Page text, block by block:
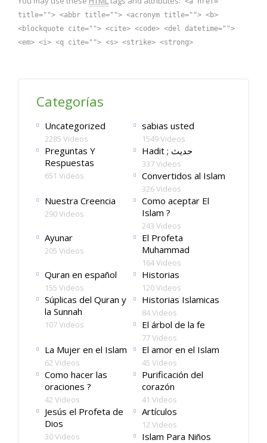
title=""> <abbr title=""> <acronym title=""> <b>
<blockquote cite=""> <cite> <code> <del datetime="">
<em> <i> <q cite=""> <s> <strike> <strong>
Categorías
Uncategorized
2285 Videos
sabias usted
1549 Videos
Preguntas Y
Respuestas
651 Videos
Hadit ; حديث
337 Videos
Convertidos al Islam
326 Videos
Nuestra Creencia
290 Videos
Como aceptar El
Islam ?
243 Videos
Ayunar
205 Videos
El Profeta
Muhammad
164 Videos
Quran en español
155 Videos
Historias
120 Videos
Súplicas del Quran y
la Sunnah
107 Videos
Historias Islamicas
84 Videos
El árbol de la fe
77 Videos
La Mujer en el Islam
62 Videos
El amor en el Islam
45 Videos
Como hacer las
oraciones ?
42 Videos
Purificación del
corazón
41 Videos
Jesús el Profeta de
Dios
30 Videos
Artículos
12 Videos
Islam Para Niños